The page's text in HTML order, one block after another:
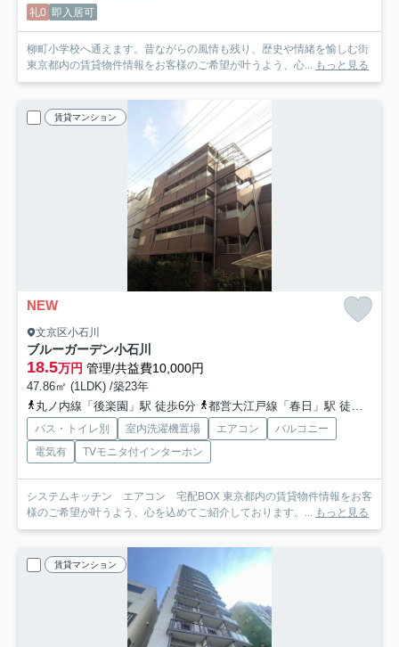
礼0 即入居可
柳町小学校へ通えます。昔ながらの風情も残り、歴史や情緒を愉しむ街
東京都内の賃貸物件情報をお客様のご希望が叶うよう、心... もっと見る
賃貸マンション
NEW
文京区小石川
ブルーガーデン小石川
18.5万円 管理/共益費10,000円
47.86㎡ (1LDK) /築23年
丸ノ内線「後楽園」駅 徒歩6分
都営大江戸線「春日」駅 徒歩10分
バス・トイレ別 室内洗濯機置場 エアコン
バルコニー
電気有
TVモニタ付インターホン
システムキッチン エアコン 宅配BOX 東京都内の賃貸物件情報をお客
様のご希望が叶うよう、心を込めてご紹介しております。... もっと見る
賃貸マンション